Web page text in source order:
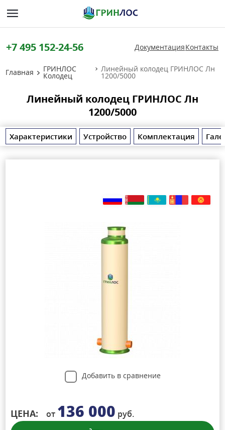
+7 495 152-24-56 ДокументацияКонтакты
Главная ГРИНЛОС
Колодец
Линейный колодец ГРИНЛОС Лн
1200/5000
Линейный колодец ГРИНЛОС Лн
1200/5000
Характеристики Устройство Комплектация
Добавить в сравнение
ЦЕНА: от 136 000 руб.